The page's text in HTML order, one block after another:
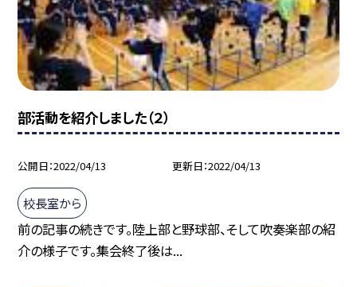
部活動を紹介しました（２）
公開日 2022/04/13 更新日 2022/04/13
校長室から
前の記事の続きです。陸上部と野球部、そして吹奏楽部の紹
介の様子です。集会終了後は...